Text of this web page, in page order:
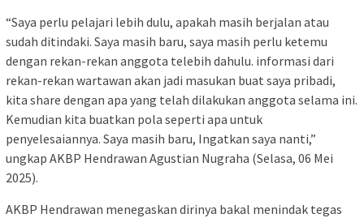
“Saya perlu pelajari lebih dulu, apakah masih berjalan atau
sudah ditindaki. Saya masih baru, saya masih perlu ketemu
dengan rekan-rekan anggota telebih dahulu. informasi dari
rekan-rekan wartawan akan jadi masukan buat saya pribadi,
kita share dengan apa yang telah dilakukan anggota selama ini.
Kemudian kita buatkan pola seperti apa untuk
penyelesaiannya. Saya masih baru, Ingatkan saya nanti,”
ungkap AKBP Hendrawan Agustian Nugraha (Selasa, 06 Mei
2025).
AKBP Hendrawan menegaskan dirinya bakal menindak tegas